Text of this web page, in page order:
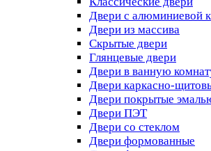
Двери с алюминиевой
Двери из массива
Скрытые двери
Глянцевые двери
Двери в ванную
Двери каркасно-
Двери покрытые
Двери ПЭТ
Двери со стеклом
Двери формованные